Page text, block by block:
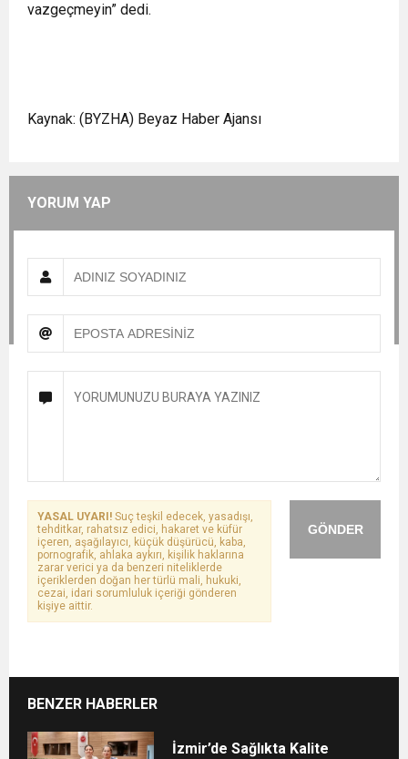
vazgeçmeyin” dedi.
Kaynak: (BYZHA) Beyaz Haber Ajansı
YORUM YAP
GÖNDER
YASAL UYARI! Suç teşkil edecek, yasadışı,
tehditkar, rahatsız edici, hakaret ve küfür
içeren, aşağılayıcı, küçük düşürücü, kaba,
pornografik, ahlaka aykırı, kişilik haklarına
zarar verici ya da benzeri niteliklerde
içeriklerden doğan her türlü mali, hukuki,
cezai, idari sorumluluk içeriği gönderen
kişiye aittir.
BENZER HABERLER
İzmir’de Sağlıkta Kalite